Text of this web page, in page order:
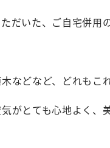
だいた、ご自宅併用
などなど、どれもこ
がとても心地よく、